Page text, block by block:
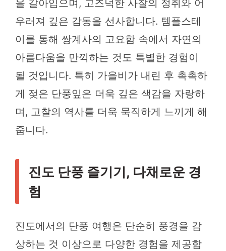
을 갈아입으며, 고즈넉한 사찰의 정취와 어
우러져 깊은 감동을 선사합니다. 템플스테
이를 통해 쌍계사의 고요함 속에서 자연의
아름다움을 만끽하는 것도 특별한 경험이
될 것입니다. 특히 가을비가 내린 후 촉촉하
게 젖은 단풍잎은 더욱 깊은 색감을 자랑하
며, 고찰의 역사를 더욱 묵직하게 느끼게 해
줍니다.
진도 단풍 즐기기, 다채로운 경
험
진도에서의 단풍 여행은 단순히 풍경을 감
상하는 것 이상으로 다양한 경험을 제공합